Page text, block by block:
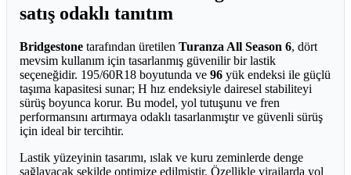
satış odaklı tanıtım
Bridgestone tarafından üretilen Turanza All Season 6, dört
mevsim kullanım için tasarlanmış güvenilir bir lastik
seçeneğidir. 195/60R18 boyutunda ve 96 yük endeksi ile güçlü
taşıma kapasitesi sunar; H hız endeksiyle dairesel stabiliteyi
sürüş boyunca korur. Bu model, yol tutuşunu ve fren
performansını artırmaya odaklı tasarlanmıştır ve güvenli sürüş
için ideal bir tercihtir.
Lastik yüzeyinin tasarımı, ıslak ve kuru zeminlerde denge
sağlayacak şekilde optimize edilmiştir. Özellikle virajlarda yol